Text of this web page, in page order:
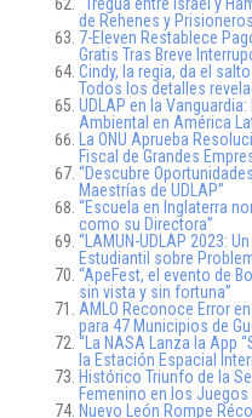
de Rehenes y
7-Eleven Restablece
Gratis Tras Breve
Cindy, la regia, da el
Todos los detalles
UDLAP en la
Ambiental en América
La ONU Aprueba
Fiscal de Grandes
“Descubre
Maestrías de UDLAP”
“Escuela en Inglaterra
como su Directora”
“LAMUN-UDLAP 2023:
Estudiantil sobre
“ApeFest, el evento de
sin vista y sin fortuna”
AMLO Reconoce Error
para 47 Municipios de
“La NASA Lanza la App
la Estación Espacial
Histórico Triunfo de la
Femenino en los
Nuevo León Rompe